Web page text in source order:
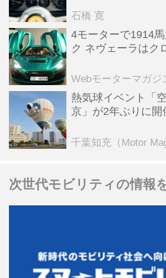
石橋 寛
4モーターで1914
ク ネヴェーラはク
全版／115】
Webモーターマガジ
熱気球イベント「
京」が2年ぶりに開
ンテンツも
千葉知充（Motor
次世代モビリティの情報